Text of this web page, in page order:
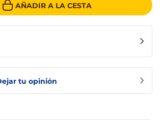
tu opinión
AÑADIR A LA CESTA